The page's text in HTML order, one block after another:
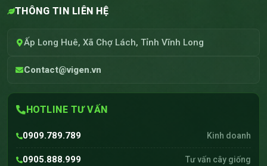
THÔNG TIN LIÊN HỆ
Ấp Long Huê, Xã Chợ Lách, Tỉnh Vĩnh Long
Contact@vigen.vn
HOTLINE TƯ VẤN
0909.789.789 Kinh doanh
0905.888.999 Tư vấn cây giống